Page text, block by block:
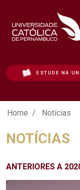
ESTUDE NA
Notícias -
Home Notícias
NOTÍCIAS
ANTERIORES A